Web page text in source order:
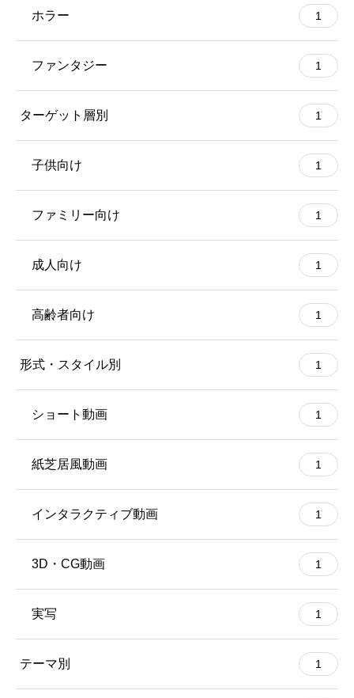
ホラー 1
ファンタジー 1
ターゲット層別 1
子供向け 1
ファミリー向け 1
成人向け 1
高齢者向け 1
形式・スタイル別 1
ショート動画 1
紙芝居風動画 1
インタラクティブ動画 1
3D・CG動画 1
実写 1
テーマ別 1